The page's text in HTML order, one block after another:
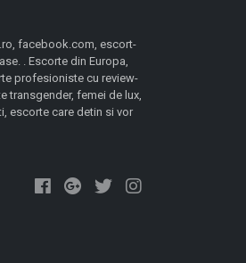
facebook.com, escort-
. Escorte din Europa,
profesioniste cu review-
transgender, femei de lux,
escorte care detin si vor